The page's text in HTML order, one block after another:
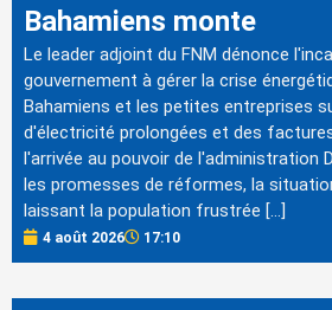
Bahamiens monte
Le leader adjoint du FNM dénonce
gouvernement à gérer la crise
Bahamiens et les petites entreprises
d'électricité prolongées et des
l'arrivée au pouvoir de l'administration
les promesses de réformes, la
laissant la population frustrée […]
4 août 2026 17:10